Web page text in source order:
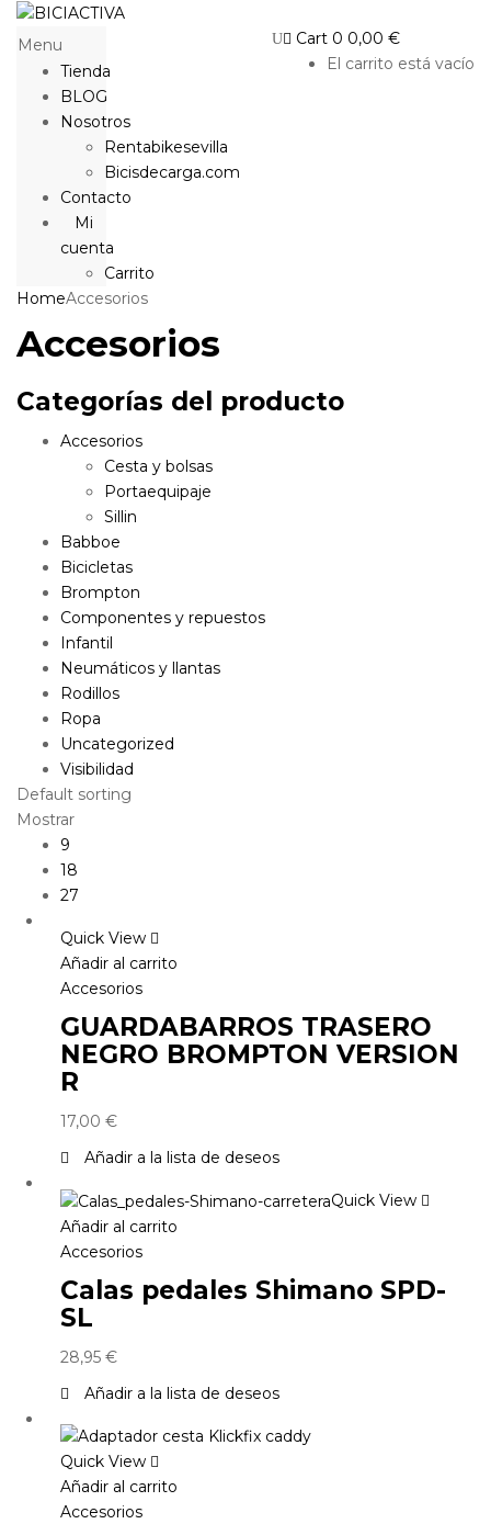
Menu
Tienda
BLOG
Nosotros
Rentabikesevilla
Bicisdecarga.com
Contacto
Mi
cuenta
Carrito
Cart 0 0,00 €
El carrito está vacío
HomeAccesorios
Accesorios
Categorías del producto
Accesorios
Cesta y bolsas
Portaequipaje
Sillin
Babboe
Bicicletas
Brompton
Componentes y repuestos
Infantil
Neumáticos y llantas
Rodillos
Ropa
Uncategorized
Visibilidad
Default sorting
Mostrar
9
18
27
Quick View
Añadir al carrito
Accesorios
GUARDABARROS TRASERO
NEGRO BROMPTON VERSION
R
17,00 €
Añadir a la lista de deseos
Quick View
Añadir al carrito
Accesorios
Calas pedales Shimano SPD-
SL
28,95 €
Añadir a la lista de deseos
Quick View
Añadir al carrito
Accesorios